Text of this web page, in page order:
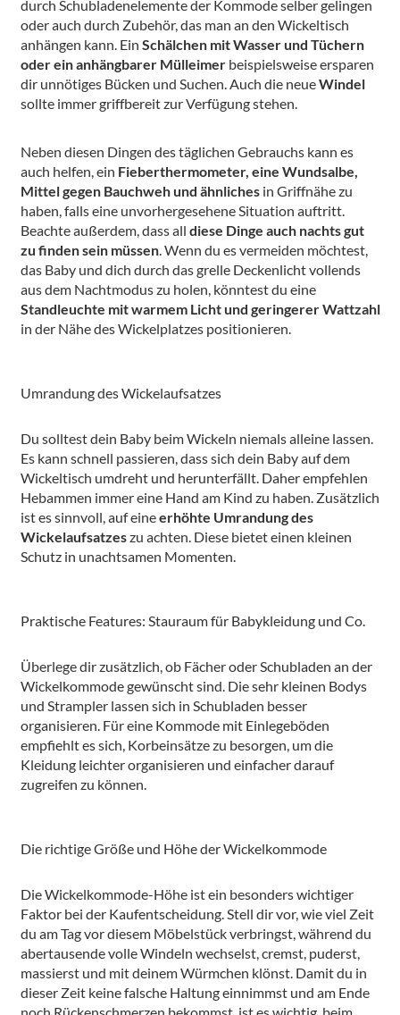
durch Schubladenelemente der Kommode selber gelingen
oder auch durch Zubehör, das man an den Wickeltisch
anhängen kann. Ein Schälchen mit Wasser und Tüchern
oder ein anhängbarer Mülleimerbeispielsweise ersparen
dir unnötiges Bücken und Suchen. Auch die neueWindel
sollte immer griffbereit zur Verfügung stehen.
Neben diesen Dingen des täglichen Gebrauchs kann es
auch helfen, ein Fieberthermometer, eine Wundsalbe,
Mittel gegen Bauchweh und ähnlichesin Griffnähe zu
haben, falls eine unvorhergesehene Situation auftritt.
Beachte außerdem, dass all diese Dinge auch nachts gut
zu finden sein müssen. Wenn du es vermeiden möchtest,
das Baby und dich durch das grelle Deckenlicht vollends
aus dem Nachtmodus zu holen, könntest du eine
Standleuchte mit warmem Licht und geringerer Wattzahl
in der Nähe des Wickelplatzes positionieren.
Umrandung des Wickelaufsatzes
Du solltest dein Baby beim Wickeln niemals alleine lassen.
Es kann schnell passieren, dass sich dein Baby auf dem
Wickeltisch umdreht und herunterfällt. Daher empfehlen
Hebammen immer eine Hand am Kind zu haben. Zusätzlich
ist es sinnvoll, auf eineerhöhte Umrandung des
Wickelaufsatzeszu achten. Diese bietet einen kleinen
Schutz in unachtsamen Momenten.
Praktische Features: Stauraum für Babykleidung und Co.
Überlege dir zusätzlich, ob Fächer oder Schubladen an der
Wickelkommode gewünscht sind. Die sehr kleinen Bodys
und Strampler lassen sich in Schubladen besser
organisieren. Für eine Kommode mit Einlegeböden
empfiehlt es sich, Korbeinsätze zu besorgen, um die
Kleidung leichter organisieren und einfacher darauf
zugreifen zu können.
Die richtige Größe und Höhe der Wickelkommode
Die Wickelkommode-Höhe ist ein besonders wichtiger
Faktor bei der Kaufentscheidung. Stell dir vor, wie viel Zeit
du am Tag vor diesem Möbelstück verbringst, während du
abertausende volle Windeln wechselst, cremst, puderst,
massierst und mit deinem Würmchen klönst. Damit du in
dieser Zeit keine falsche Haltung einnimmst und am Ende